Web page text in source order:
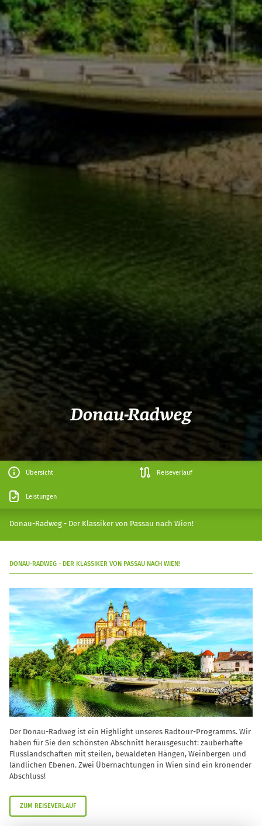
Donau-Radweg
Übersicht Reiseverlauf
Leistungen
Donau-Radweg - Der Klassiker von Passau nach Wien!
DONAU-RADWEG - DER KLASSIKER VON PASSAU NACH WIEN!
Der Donau-Radweg ist ein Highlight unseres Radtour-Programms. Wir
haben für Sie den schönsten Abschnitt herausgesucht: zauberhafte
Flusslandschaften mit steilen, bewaldeten Hängen, Weinbergen und
ländlichen Ebenen. Zwei Übernachtungen in Wien sind ein krönender
Abschluss!
ZUM REISEVERLAUF